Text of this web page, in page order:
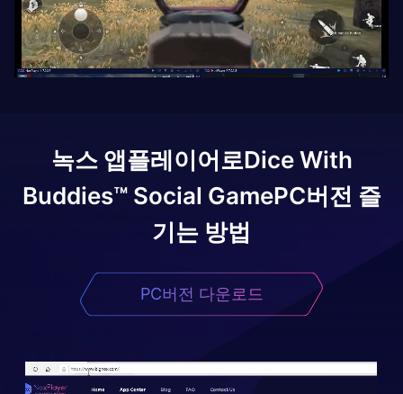
녹스 앱플레이어로Dice With
Buddies™ Social GamePC버전 즐
기는 방법
PC버전 다운로드